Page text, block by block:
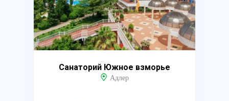
Санаторий Южное взморье
Адлер